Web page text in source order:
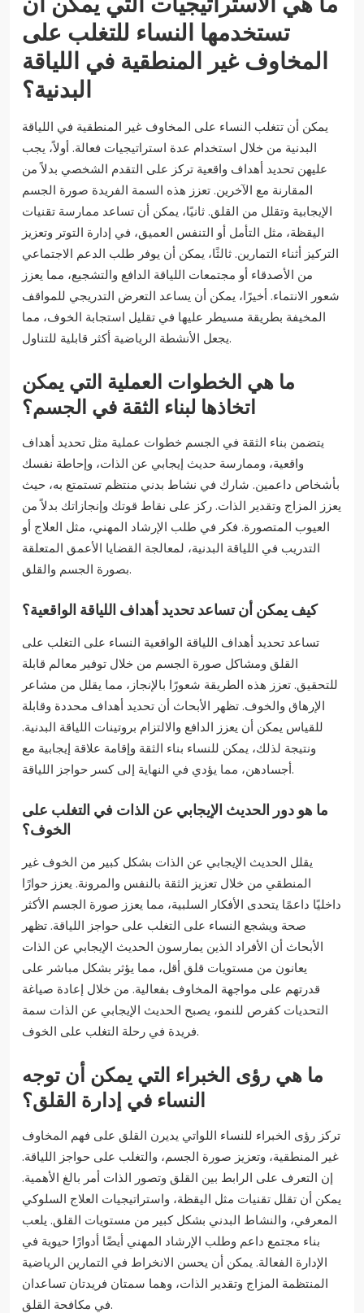
تستخدمها النساء للتغلب على
المخاوف غير المنطقية في اللياقة
البدنية؟
يمكن أن تتغلب النساء على المخاوف غير المنطقية في اللياقة
البدنية من خلال استخدام عدة استراتيجيات فعالة. أولاً، يجب
عليهن تحديد أهداف واقعية تركز على التقدم الشخصي بدلاً من
المقارنة مع الآخرين. تعزز هذه السمة الفريدة صورة الجسم
الإيجابية وتقلل من القلق. ثانيًا، يمكن أن تساعد ممارسة تقنيات
اليقظة، مثل التأمل أو التنفس العميق، في إدارة التوتر وتعزيز
التركيز أثناء التمارين. ثالثًا، يمكن أن يوفر طلب الدعم الاجتماعي
من الأصدقاء أو مجتمعات اللياقة الدافع والتشجيع، مما يعزز
شعور الانتماء. أخيرًا، يمكن أن يساعد التعرض التدريجي للمواقف
المخيفة بطريقة مسيطر عليها في تقليل استجابة الخوف، مما
يجعل الأنشطة الرياضية أكثر قابلية للتناول.
ما هي الخطوات العملية التي يمكن
اتخاذها لبناء الثقة في الجسم؟
يتضمن بناء الثقة في الجسم خطوات عملية مثل تحديد أهداف
واقعية، وممارسة حديث إيجابي عن الذات، وإحاطة نفسك
بأشخاص داعمين. شارك في نشاط بدني منتظم تستمتع به، حيث
يعزز المزاج وتقدير الذات. ركز على نقاط قوتك وإنجازاتك بدلاً من
العيوب المتصورة. فكر في طلب الإرشاد المهني، مثل العلاج أو
التدريب في اللياقة البدنية، لمعالجة القضايا الأعمق المتعلقة
بصورة الجسم والقلق.
كيف يمكن أن تساعد تحديد أهداف اللياقة الواقعية؟
تساعد تحديد أهداف اللياقة الواقعية النساء على التغلب على
القلق ومشاكل صورة الجسم من خلال توفير معالم قابلة
للتحقيق. تعزز هذه الطريقة شعورًا بالإنجاز، مما يقلل من مشاعر
الإرهاق والخوف. تظهر الأبحاث أن تحديد أهداف محددة وقابلة
للقياس يمكن أن يعزز الدافع والالتزام بروتينات اللياقة البدنية.
ونتيجة لذلك، يمكن للنساء بناء الثقة وإقامة علاقة إيجابية مع
أجسادهن، مما يؤدي في النهاية إلى كسر حواجز اللياقة.
ما هو دور الحديث الإيجابي عن الذات في التغلب على
الخوف؟
يقلل الحديث الإيجابي عن الذات بشكل كبير من الخوف غير
المنطقي من خلال تعزيز الثقة بالنفس والمرونة. يعزز حوارًا
داخليًا داعمًا يتحدى الأفكار السلبية، مما يعزز صورة الجسم الأكثر
صحة ويشجع النساء على التغلب على حواجز اللياقة. تظهر
الأبحاث أن الأفراد الذين يمارسون الحديث الإيجابي عن الذات
يعانون من مستويات قلق أقل، مما يؤثر بشكل مباشر على
قدرتهم على مواجهة المخاوف بفعالية. من خلال إعادة صياغة
التحديات كفرص للنمو، يصبح الحديث الإيجابي عن الذات سمة
فريدة في رحلة التغلب على الخوف.
ما هي رؤى الخبراء التي يمكن أن توجه
النساء في إدارة القلق؟
تركز رؤى الخبراء للنساء اللواتي يديرن القلق على فهم المخاوف
غير المنطقية، وتعزيز صورة الجسم، والتغلب على حواجز اللياقة.
إن التعرف على الرابط بين القلق وتصور الذات أمر بالغ الأهمية.
يمكن أن تقلل تقنيات مثل اليقظة، واستراتيجيات العلاج السلوكي
المعرفي، والنشاط البدني بشكل كبير من مستويات القلق. يلعب
بناء مجتمع داعم وطلب الإرشاد المهني أيضًا أدوارًا حيوية في
الإدارة الفعالة. يمكن أن يحسن الانخراط في التمارين الرياضية
المنتظمة المزاج وتقدير الذات، وهما سمتان فريدتان تساعدان
في مكافحة القلق.